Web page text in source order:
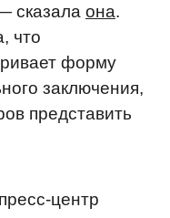
сказала она.
что
форму
заключения,
представить
центр